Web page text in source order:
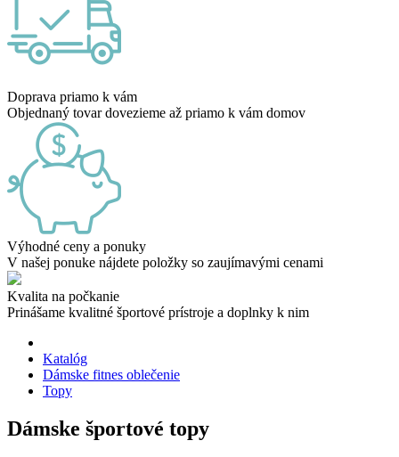
Doprava priamo k vám
Objednaný tovar dovezieme až priamo k vám domov
Výhodné ceny a ponuky
V našej ponuke nájdete položky so zaujímavými cenami
Kvalita na počkanie
Prinášame kvalitné športové prístroje a doplnky k nim
Katalóg
Dámske fitnes oblečenie
Topy
Dámske športové topy